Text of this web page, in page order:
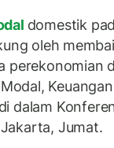
domestik
oleh
perekonomian
dalam
Jumat.